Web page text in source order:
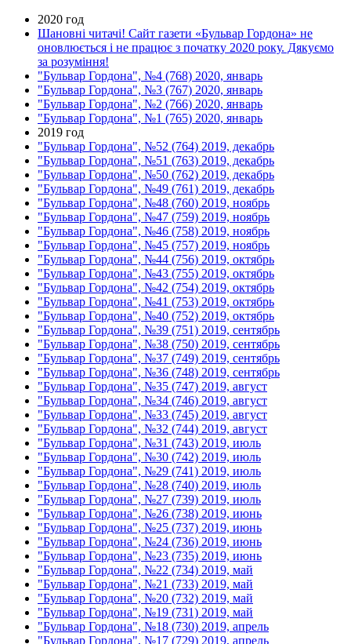
2020 год
Шановні читачі! Сайт газети «Бульвар Гордона» не
оновлюється і не працює з початку 2020 року. Дякуємо
за розуміння!
"Бульвар Гордона", №4 (768) 2020, январь
"Бульвар Гордона", №3 (767) 2020, январь
"Бульвар Гордона", №2 (766) 2020, январь
"Бульвар Гордона", №1 (765) 2020, январь
2019 год
"Бульвар Гордона", №52 (764) 2019, декабрь
"Бульвар Гордона", №51 (763) 2019, декабрь
"Бульвар Гордона", №50 (762) 2019, декабрь
"Бульвар Гордона", №49 (761) 2019, декабрь
"Бульвар Гордона", №48 (760) 2019, ноябрь
"Бульвар Гордона", №47 (759) 2019, ноябрь
"Бульвар Гордона", №46 (758) 2019, ноябрь
"Бульвар Гордона", №45 (757) 2019, ноябрь
"Бульвар Гордона", №44 (756) 2019, октябрь
"Бульвар Гордона", №43 (755) 2019, октябрь
"Бульвар Гордона", №42 (754) 2019, октябрь
"Бульвар Гордона", №41 (753) 2019, октябрь
"Бульвар Гордона", №40 (752) 2019, октябрь
"Бульвар Гордона", №39 (751) 2019, сентябрь
"Бульвар Гордона", №38 (750) 2019, сентябрь
"Бульвар Гордона", №37 (749) 2019, сентябрь
"Бульвар Гордона", №36 (748) 2019, сентябрь
"Бульвар Гордона", №35 (747) 2019, август
"Бульвар Гордона", №34 (746) 2019, август
"Бульвар Гордона", №33 (745) 2019, август
"Бульвар Гордона", №32 (744) 2019, август
"Бульвар Гордона", №31 (743) 2019, июль
"Бульвар Гордона", №30 (742) 2019, июль
"Бульвар Гордона", №29 (741) 2019, июль
"Бульвар Гордона", №28 (740) 2019, июль
"Бульвар Гордона", №27 (739) 2019, июль
"Бульвар Гордона", №26 (738) 2019, июнь
"Бульвар Гордона", №25 (737) 2019, июнь
"Бульвар Гордона", №24 (736) 2019, июнь
"Бульвар Гордона", №23 (735) 2019, июнь
"Бульвар Гордона", №22 (734) 2019, май
"Бульвар Гордона", №21 (733) 2019, май
"Бульвар Гордона", №20 (732) 2019, май
"Бульвар Гордона", №19 (731) 2019, май
"Бульвар Гордона", №18 (730) 2019, апрель
"Бульвар Гордона", №17 (729) 2019, апрель